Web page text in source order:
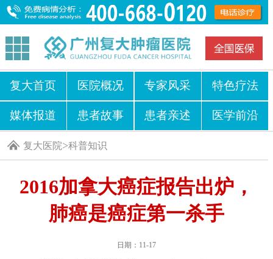
复大首页 医院概况 专家风采 特色疗法
媒体报道 患者故事 患者亲述 医学前沿
复大医院>科普知识
2016加拿大癌症报告出炉，
肺癌是癌症第一杀手
日期：11-17